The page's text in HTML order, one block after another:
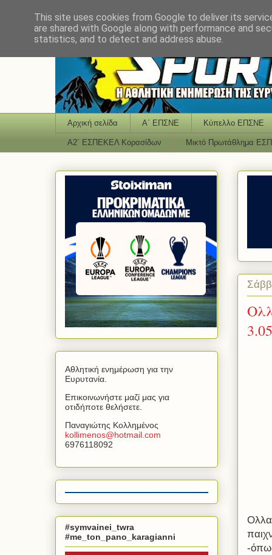
Αρχική σελίδα Α΄ ΕΠΣΝΕ Κύπελλο ΕΠΣΝΕ
Α2΄ ΕΣΠΕΚΕΛ Κορασίδων Μικτό Πρωτάθλημα
3.05
-
Αθλητική ενημέρωση για την
Ευρυτανία.
Επικοινωνήστε μαζί μας για
οτιδήποτε θελήσετε.
Παναγιώτης Κολλημένος
kollimenos@hotmail com
6976118092
#symvainei_twra
#me_ton_pano_karagianni
This site uses cookies from Google to deliver its
are shared with Google along with performance and
statistics, and to detect and address abuse.